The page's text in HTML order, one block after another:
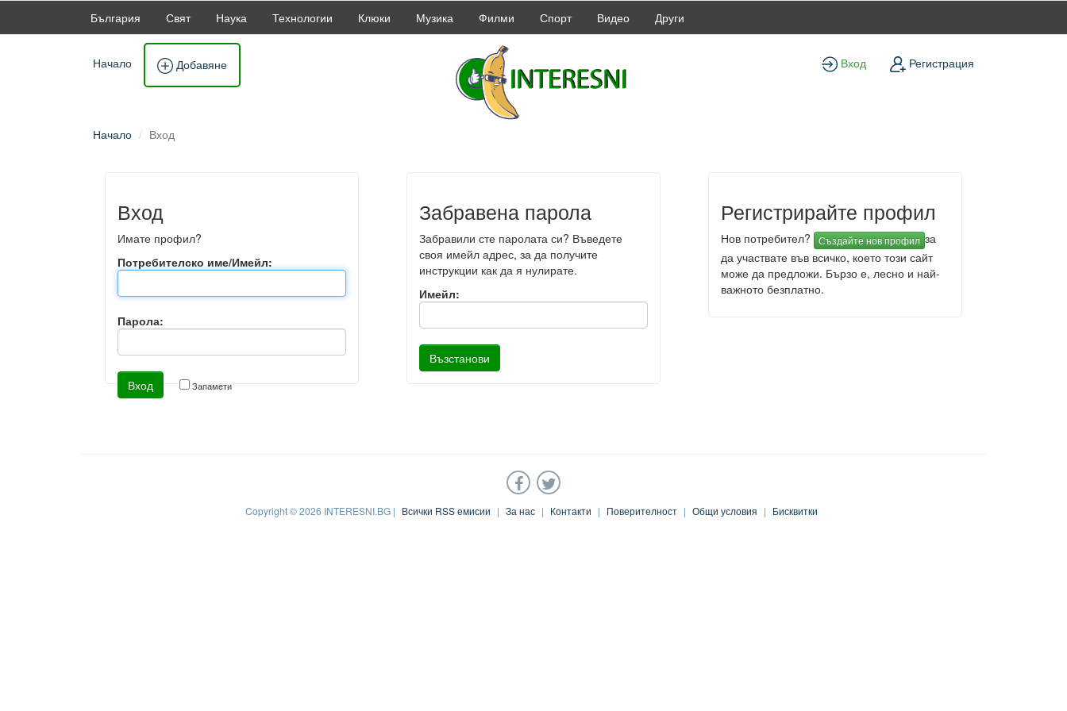
България Свят Наука Технологии Клюки Музика Филми Спорт Видео Други
Начало Регистрация
Вход
Добавяне
Начало Вход
Вход
Имате профил?
Потребителско име/Имейл:
Парола:
Запамети
Забравена парола
Забравили сте паролата си? Въведете
своя имейл адрес, за да получите
инструкции как да я нулирате.
Имейл:
Регистрирайте профил
Нов потребител? Създайте нов профил за
да участвате във всичко, което този сайт
може да предложи. Бързо е, лесно и най-
важното безплатно.
Copyright © 2026 INTERESNI.BG | Всички RSS емисии | За нас | Контакти | Поверителност | Общи условия | Бисквитки